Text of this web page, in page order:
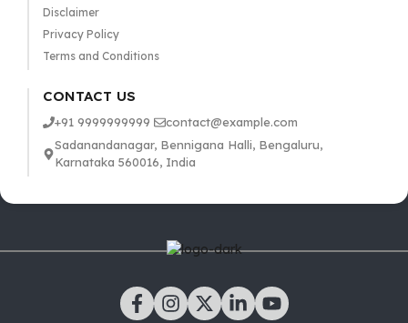
Disclaimer
Privacy Policy
Terms and Conditions
CONTACT US
+91 9999999999
contact@example.com
Sadanandanagar, Bennigana Halli, Bengaluru,
Karnataka 560016, India